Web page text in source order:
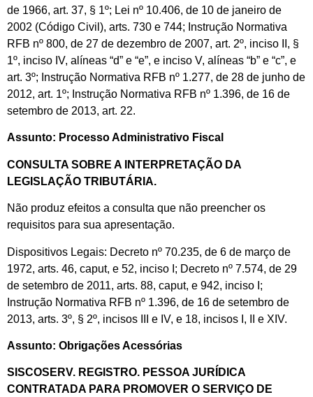
de 1966, art. 37, § 1º; Lei nº 10.406, de 10 de janeiro de
2002 (Código Civil), arts. 730 e 744; Instrução Normativa
RFB nº 800, de 27 de dezembro de 2007, art. 2º, inciso II, §
1º, inciso IV, alíneas “d” e “e”, e inciso V, alíneas “b” e “c”, e
art. 3º; Instrução Normativa RFB nº 1.277, de 28 de junho de
2012, art. 1º; Instrução Normativa RFB nº 1.396, de 16 de
setembro de 2013, art. 22.
Assunto: Processo Administrativo Fiscal
CONSULTA SOBRE A INTERPRETAÇÃO DA
LEGISLAÇÃO TRIBUTÁRIA.
Não produz efeitos a consulta que não preencher os
requisitos para sua apresentação.
Dispositivos Legais: Decreto nº 70.235, de 6 de março de
1972, arts. 46, caput, e 52, inciso I; Decreto nº 7.574, de 29
de setembro de 2011, arts. 88, caput, e 942, inciso I;
Instrução Normativa RFB nº 1.396, de 16 de setembro de
2013, arts. 3º, § 2º, incisos III e IV, e 18, incisos I, II e XIV.
Assunto: Obrigações Acessórias
SISCOSERV. REGISTRO. PESSOA JURÍDICA
CONTRATADA PARA PROMOVER O SERVIÇO DE